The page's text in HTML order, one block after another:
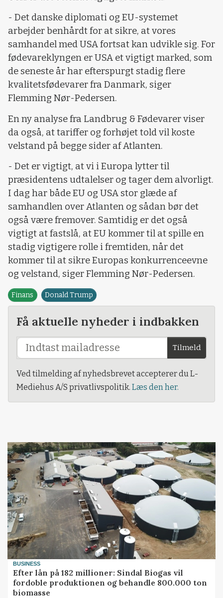
- Det danske diplomati og EU-systemet
arbejder benhårdt for at sikre, at vores
samhandel med USA fortsat kan udvikle sig. For
fødevareklyngen er USA et vigtigt marked, som
de seneste år har efterspurgt stadig flere
kvalitetsfødevarer fra Danmark, siger
Flemming Nør-Pedersen.
En ny analyse fra Landbrug & Fødevarer viser
da også, at tariffer og forhøjet told vil koste
velstand på begge sider af Atlanten.
- Det er vigtigt, at vi i Europa lytter til
præsidentens udtalelser og tager dem alvorligt.
I dag har både EU og USA stor glæde af
samhandlen over Atlanten og sådan bør det
også være fremover. Samtidig er det også
vigtigt at fastslå, at EU kommer til at spille en
stadig vigtigere rolle i fremtiden, når det
kommer til at sikre Europas konkurrenceevne
og velstand, siger Flemming Nør-Pedersen.
Finans Donald Trump
Få aktuelle nyheder i indbakken
Tilmeld
Ved tilmelding af nyhedsbrevet accepterer du L-
Mediehus A/S privatlivspolitik. Læs den her.
BUSINESS
Efter lån på 182 millioner: Sindal Biogas vil
fordoble produktionen og behandle 800.000 ton
biomasse